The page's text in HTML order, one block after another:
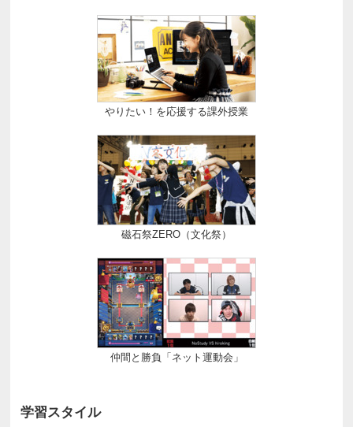
やりたい！を応援する課外授業
磁石祭ZERO（文化祭）
仲間と勝負「ネット運動会」
学習スタイル